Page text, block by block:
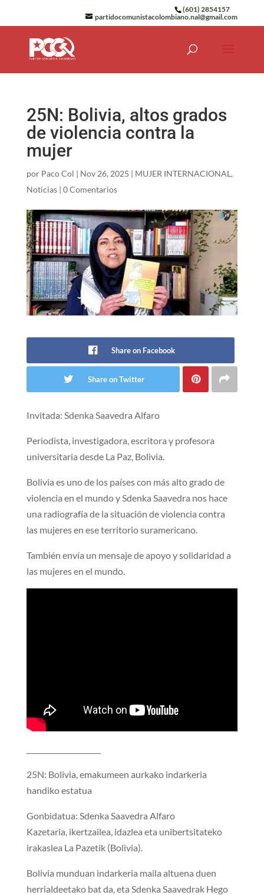
(601) 2854157
partidocomunistacolombiano.nal@gmail.com
25N: Bolivia, altos grados
de violencia contra la
mujer
por Paco Col | Nov 26, 2025 | MUJER INTERNACIONAL ,
Noticias| 0 Comentarios
Share on Facebook
Share on Twitter
Invitada: Sdenka Saavedra Alfaro
Periodista, investigadora, escritora y profesora
universitaria desde La Paz, Bolivia.
Bolivia es uno de los países con más alto grado de
violencia en el mundo y Sdenka Saavedra nos hace
una radiografía de la situación de violencia contra
las mujeres en ese territorio suramericano.
También envía un mensaje de apoyo y solidaridad a
las mujeres en el mundo.
25N: Bolivia, emakumeen aurkako indarkeria
handiko estatua
Gonbidatua: Sdenka Saavedra Alfaro
Kazetaria, ikertzailea, idazlea eta unibertsitateko
irakaslea La Pazetik (Bolivia).
Bolivia munduan indarkeria maila altuena duen
herrialdeetako bat da, eta Sdenka Saavedrak Hego